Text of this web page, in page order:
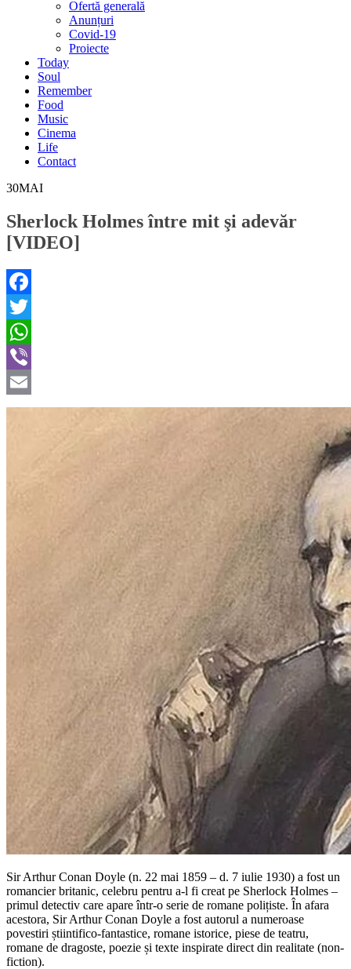
Ofertă generală
Anunțuri
Covid-19
Proiecte
Today
Soul
Remember
Food
Music
Cinema
Life
Contact
30MAI
Sherlock Holmes între mit şi adevăr
[VIDEO]
Facebook
Twitter
WhatsApp
Viber
Email
Sir Arthur Conan Doyle (n. 22 mai 1859 – d. 7 iulie 1930) a fost un
romancier britanic, celebru pentru a-l fi creat pe Sherlock Holmes –
primul detectiv care apare într-o serie de romane polițiste. În afara
acestora, Sir Arthur Conan Doyle a fost autorul a numeroase
povestiri știintifico-fantastice, romane istorice, piese de teatru,
romane de dragoste, poezie și texte inspirate direct din realitate (non-
fiction).